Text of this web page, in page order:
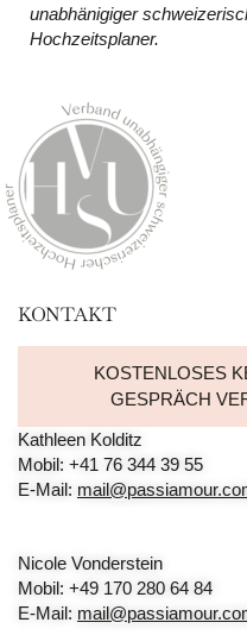
unabhänigiger
Hochzeitsplaner.
KONTAKT
KOSTENLOSES
GESPRÄCH
Kathleen Kolditz
Mobil: +41 76 344 39 55
E-Mail:
Nicole Vonderstein
Mobil: +49 170 280 64 84
E-Mail: